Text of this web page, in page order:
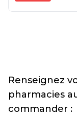
Renseignez
pharmacies
commander :